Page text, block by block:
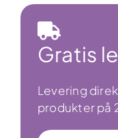
Gratis
Levering
produkter på